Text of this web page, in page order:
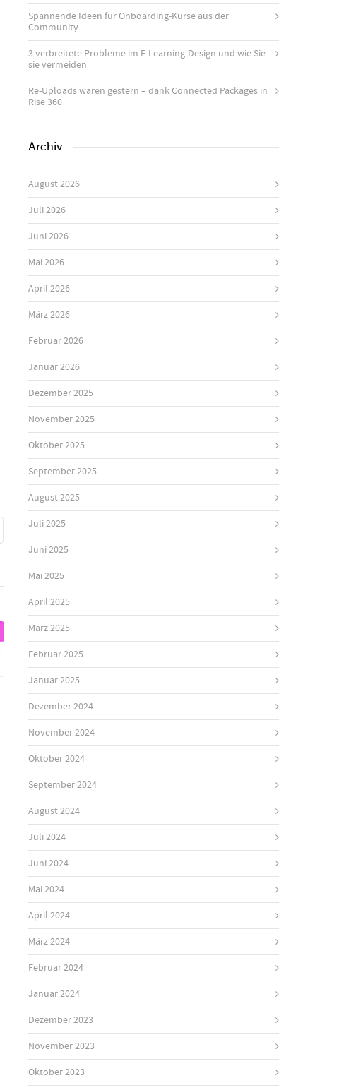
Spannende Ideen für Onboarding-Kurse aus der
Community
3 verbreitete Probleme im E-Learning-Design und wie Sie
sie vermeiden
Re-Uploads waren gestern – dank Connected Packages in
Rise 360
Archiv
August 2026
Juli 2026
Juni 2026
Mai 2026
April 2026
März 2026
Februar 2026
Januar 2026
Dezember 2025
November 2025
Oktober 2025
September 2025
August 2025
Juli 2025
Juni 2025
Mai 2025
April 2025
März 2025
Februar 2025
Januar 2025
Dezember 2024
November 2024
Oktober 2024
September 2024
August 2024
Juli 2024
Juni 2024
Mai 2024
April 2024
März 2024
Februar 2024
Januar 2024
Dezember 2023
November 2023
Oktober 2023